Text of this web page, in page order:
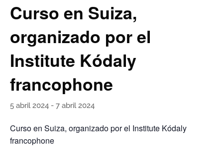
Curso en Suiza,
organizado por el
Institute Kódaly
francophone
5 abril 2024 - 7 abril 2024
Curso en Suiza, organizado por el Institute Kódaly
francophone